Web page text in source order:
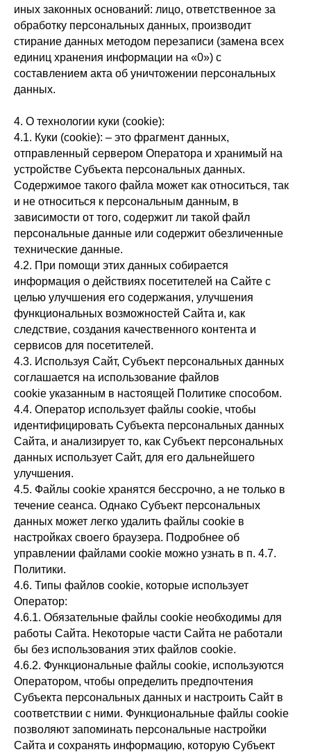
иных законных оснований: лицо, ответственное за
обработку персональных данных, производит
стирание данных методом перезаписи (замена всех
единиц хранения информации на «0») с
составлением акта об уничтожении персональных
данных.
4. О технологии куки (cookie):
4.1. Куки (cookie): – это фрагмент данных,
отправленный сервером Оператора и хранимый на
устройстве Субъекта персональных данных.
Содержимое такого файла может как относиться, так
и не относиться к персональным данным, в
зависимости от того, содержит ли такой файл
персональные данные или содержит обезличенные
технические данные.
4.2. При помощи этих данных собирается
информация о действиях посетителей на Сайте с
целью улучшения его содержания, улучшения
функциональных возможностей Сайта и, как
следствие, создания качественного контента и
сервисов для посетителей.
4.3. Используя Сайт, Субъект персональных данных
соглашается на использование файлов
cookie указанным в настоящей Политике способом.
4.4. Оператор использует файлы cookie, чтобы
идентифицировать Субъекта персональных данных
Сайта, и анализирует то, как Субъект персональных
данных использует Сайт, для его дальнейшего
улучшения.
4.5. Файлы cookie хранятся бессрочно, а не только в
течение сеанса. Однако Субъект персональных
данных может легко удалить файлы cookie в
настройках своего браузера. Подробнее об
управлении файлами cookie можно узнать в п. 4.7.
Политики.
4.6. Типы файлов cookie, которые использует
Оператор:
4.6.1. Обязательные файлы cookie необходимы для
работы Сайта. Некоторые части Сайта не работали
бы без использования этих файлов cookie.
4.6.2. Функциональные файлы cookie, используются
Оператором, чтобы определить предпочтения
Субъекта персональных данных и настроить Сайт в
соответствии с ними. Функциональные файлы cookie
позволяют запоминать персональные настройки
Сайта и сохранять информацию, которую Субъект